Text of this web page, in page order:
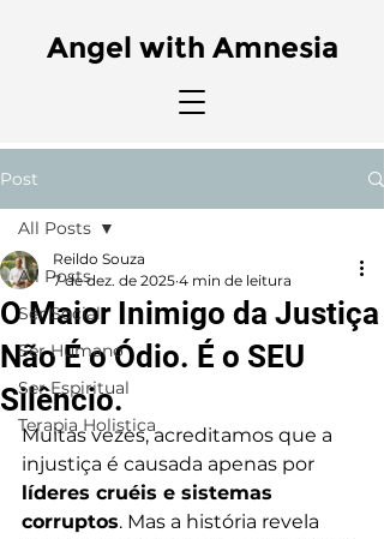
Angel with Amnesia
Post
All Posts
Ser Social
Ser Humano
Ser Espiritual
Terapia Holistica
All Posts
O Maior Inimigo da Justiça
Não É o Ódio. É o SEU
Silêncio.
Reildo Souza
7 de dez. de 2025 4 min de leitura
Muitas vezes, acreditamos que a
injustiça é causada apenas por
líderes cruéis e sistemas
corruptos. Mas a história revela